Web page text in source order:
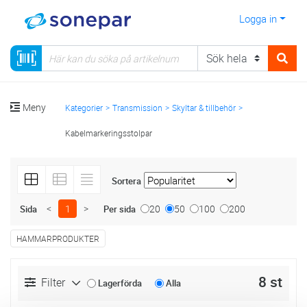
Logga in
Meny Kategorier Transmission Skyltar & tillbehör
Kabelmarkeringsstolpar
Sortera
Sida < 1 > Per sida 20 50 100 200
HAMMARPRODUKTER
Filter Lagerförda Alla 8 st